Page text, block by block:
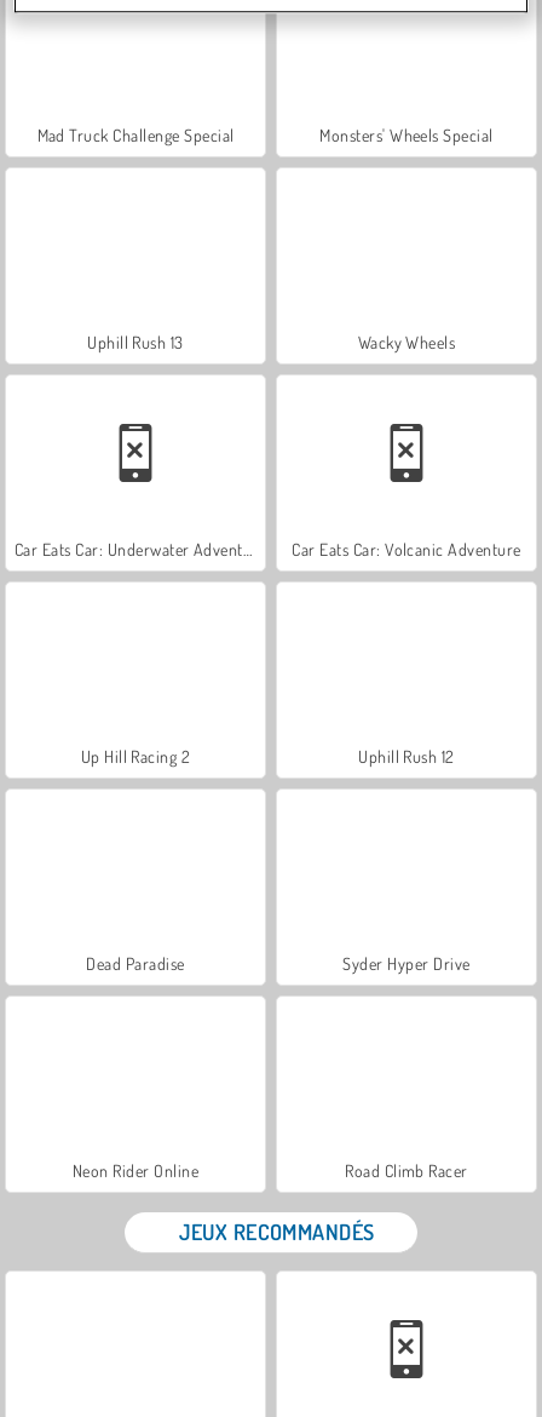
Mad Truck Challenge Special Monsters' Wheels Special
Uphill Rush 13 Wacky Wheels
Car Eats Car: Volcanic Adventure
Up Hill Racing 2 Uphill Rush 12
Dead Paradise Syder Hyper Drive
Neon Rider Online Road Climb Racer
JEUX RECOMMANDÉS